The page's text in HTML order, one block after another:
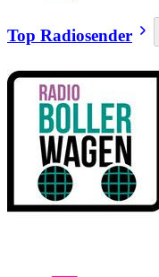
Top Radiosender